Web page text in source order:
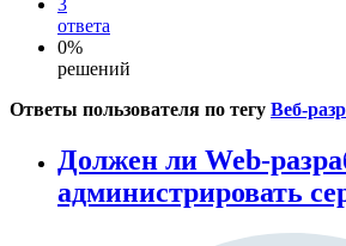
3
ответа
0%
решений
Ответы пользователя по тегу Веб-
Должен ли Web-
администрировать